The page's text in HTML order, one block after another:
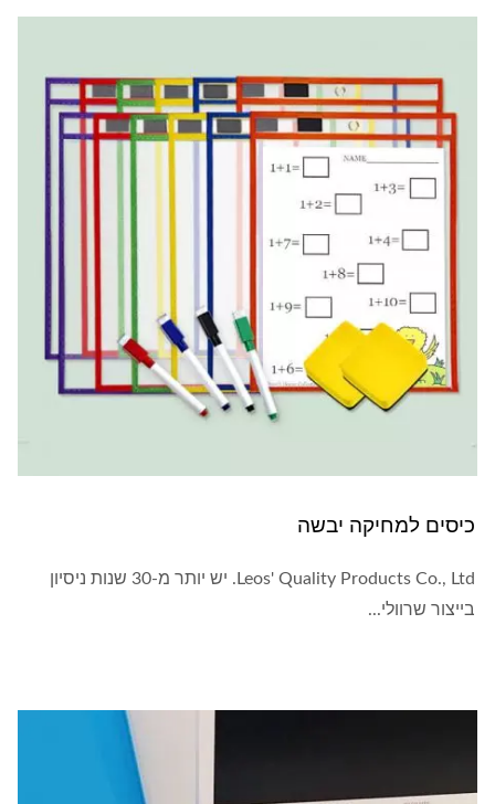
כיסים למחיקה יבשה
Leos' Quality Products Co., Ltd. יש יותר מ-30 שנות ניסיון
בייצור שרוולי...